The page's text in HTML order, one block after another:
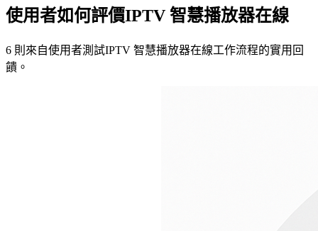
使用者如何評價IPTV 智慧播放器在線
6 則來自使用者測試IPTV 智慧播放器在線工作流程的實用回
饋。